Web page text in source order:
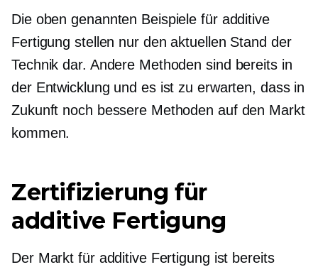
Die oben genannten Beispiele für additive
Fertigung stellen nur den aktuellen Stand der
Technik dar. Andere Methoden sind bereits in
der Entwicklung und es ist zu erwarten, dass in
Zukunft noch bessere Methoden auf den Markt
kommen.
Zertifizierung für
additive Fertigung
Der Markt für additive Fertigung ist bereits